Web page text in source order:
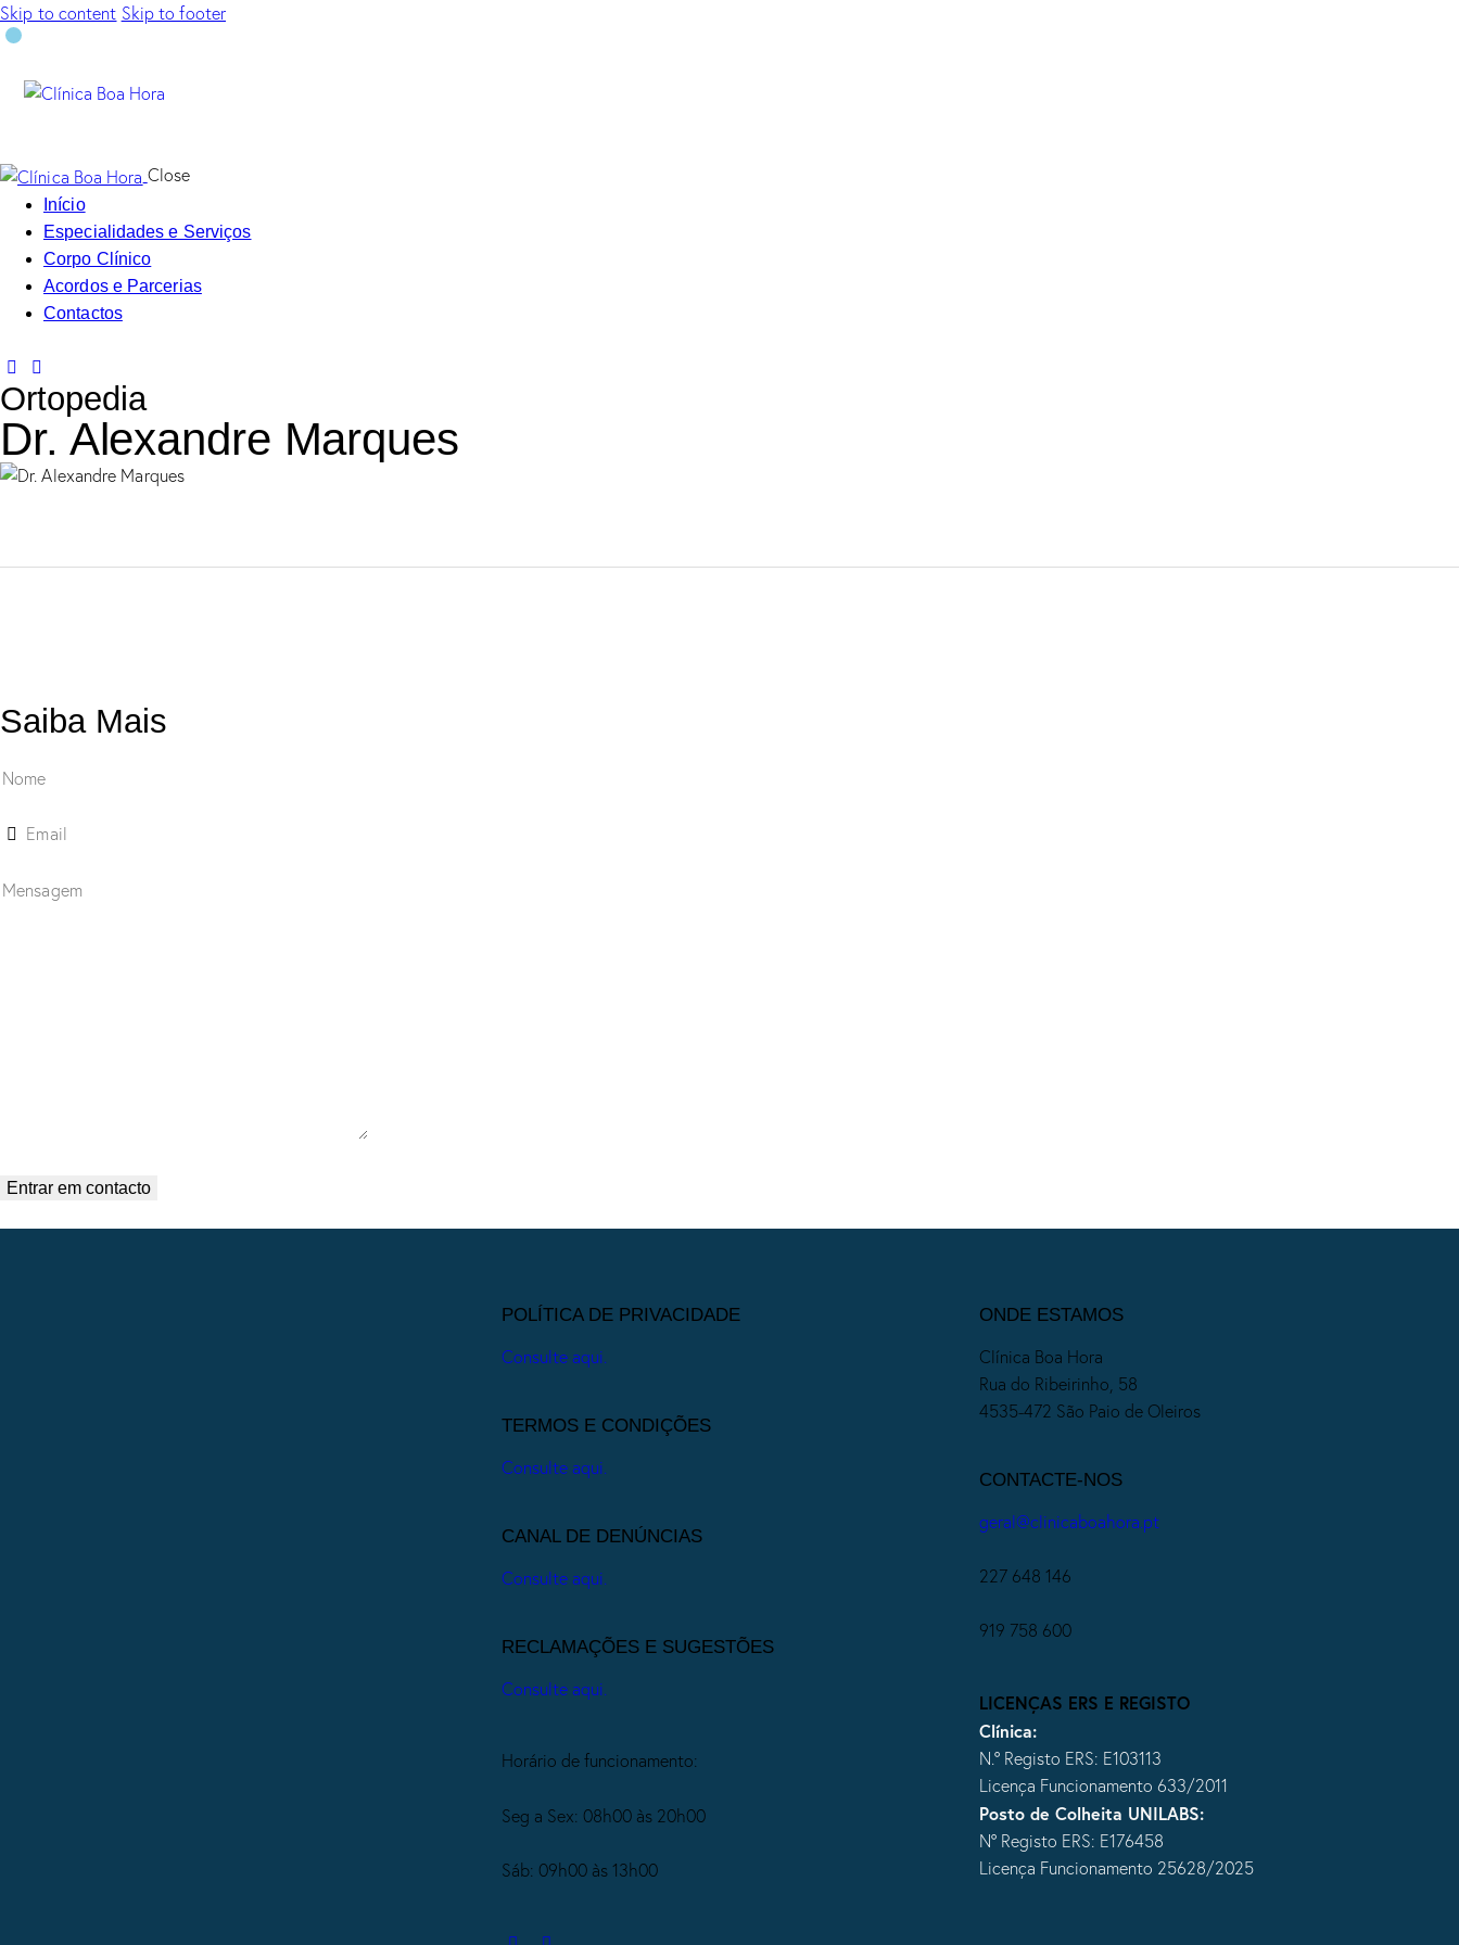
Skip to content Skip to footer
Close
Início
Especialidades e Serviços
Corpo Clínico
Acordos e Parcerias
Contactos
Ortopedia
Dr. Alexandre Marques
Saiba Mais
POLÍTICA DE PRIVACIDADE
Consulte aqui.
TERMOS E CONDIÇÕES
Consulte aqui.
CANAL DE DENÚNCIAS
Consulte aqui.
RECLAMAÇÕES E SUGESTÕES
Consulte aqui.
Horário de funcionamento:
Seg a Sex: 08h00 às 20h00
Sáb: 09h00 às 13h00
ONDE ESTAMOS
Clínica Boa Hora
Rua do Ribeirinho, 58
4535-472 São Paio de Oleiros
CONTACTE-NOS
geral@clinicaboahora.pt
227 648 146
919 758 600
LICENÇAS ERS E REGISTO
Clínica:
N.º Registo ERS: E103113
Licença Funcionamento 633/2011
Posto de Colheita UNILABS:
Nº Registo ERS: E176458
Licença Funcionamento 25628/2025